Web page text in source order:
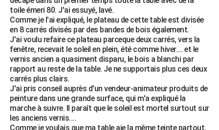
toile émeri 80. J'ai essuyé, lavé.
Comme je l'ai expliqué, le plateau de cette table est divisée
en 8 carrés divisés par des bandes de bois également.
J'ai voulu refaire ce plateau parceque deux carrés, vers la
fenêtre, recevait le soleil en plein, été comme hiver.... et le
vernis ancien a quasiment disparu, le bois a blanchi par
rapport au reste de la table. Je ne supportais plus ces deux
carrés plus clairs.
J'ai pris conseil auprès d'un vendeur-animateur produits de
peinture dans une grande surface, qui m'a expliqué la
marche à suivre. Il paraît que le soleil est mortel surtout sur
les anciens vernis....
Comme je voulais que ma table aie la même teinte partout,